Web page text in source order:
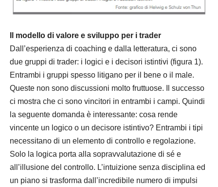
Il modello di valore e sviluppo per i trader
Dall’esperienza di coaching e dalla letteratura, ci sono
due gruppi di trader: i logici e i decisori istintivi (figura 1).
Entrambi i gruppi spesso litigano per il bene o il male.
Queste non sono discussioni molto fruttuose. Il successo
ci mostra che ci sono vincitori in entrambi i campi. Quindi
la seguente domanda è interessante: cosa rende
vincente un logico o un decisore istintivo? Entrambi i tipi
necessitano di un elemento di controllo e regolazione.
Solo la logica porta alla sopravvalutazione di sé e
all’illusione del controllo. L’intuizione senza disciplina ed
un piano si trasforma dall’incredibile numero di impulsi